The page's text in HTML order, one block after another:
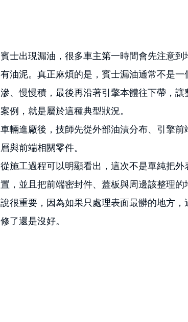
賓士出現漏油，很多車主第一時間會先注意
有油泥。真正麻煩的是，賓士漏油通常不是
滲、慢慢積，最後再沿著引擎本體往下帶，
案例，就是屬於這種典型狀況。
車輛進廠後，技師先從外部油漬分布、引擎
層與前端相關零件。
從施工過程可以明顯看出，這次不是單純把
置，並且把前端密封件、蓋板與周邊該整理
說很重要，因為如果只處理表面最髒的地方
修了還是沒好。